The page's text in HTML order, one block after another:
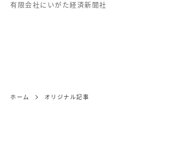
有限会社にいがた経済新聞社
ホーム オリジナル記事